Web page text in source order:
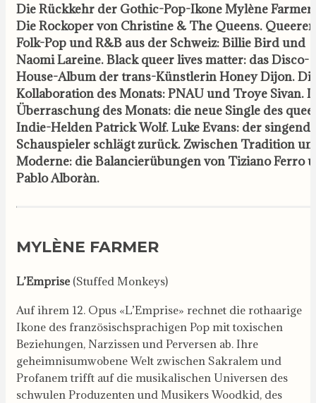
Die Rückkehr der Gothic-Pop-Ikone Mylène Farmer.
Die Rockoper von Christine & The Queens. Queerer
Folk-Pop und R&B aus der Schweiz: Billie Bird und
Naomi Lareine. Black queer lives matter: das Disco-
House-Album der trans-Künstlerin Honey Dijon.
Kollaboration des Monats: PNAU und Troye Sivan.
Überraschung des Monats: die neue Single des
Indie-Helden Patrick Wolf. Luke Evans: der singende
Schauspieler schlägt zurück. Zwischen Tradition
Moderne: die Balancierübungen von Tiziano Ferro
Pablo Alboràn.
MYLÈNE FARMER
L’Emprise (Stuffed Monkeys)
Auf ihrem 12. Opus «L’Emprise» rechnet die rothaarige
Ikone des französischsprachigen Pop mit toxischen
Beziehungen, Narzissen und Perversen ab. Ihre
geheimnisumwobene Welt zwischen Sakralem und
Profanem trifft auf die musikalischen Universen des
schwulen Produzenten und Musikers Woodkid, des